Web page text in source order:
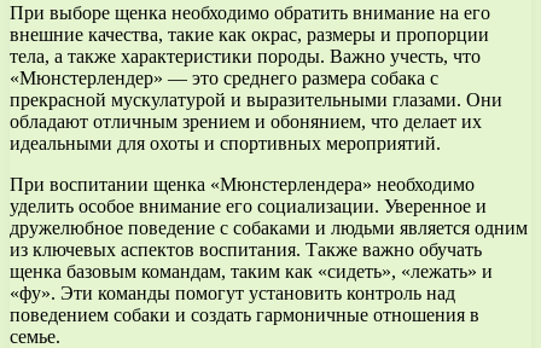
При выборе щенка необходимо обратить внимание на его
внешние качества, такие как окрас, размеры и пропорции
тела, а также характеристики породы. Важно учесть, что
«Мюнстерлендер» — это среднего размера собака с
прекрасной мускулатурой и выразительными глазами. Они
обладают отличным зрением и обонянием, что делает их
идеальными для охоты и спортивных мероприятий.
При воспитании щенка «Мюнстерлендера» необходимо
уделить особое внимание его социализации. Уверенное и
дружелюбное поведение с собаками и людьми является одним
из ключевых аспектов воспитания. Также важно обучать
щенка базовым командам, таким как «сидеть», «лежать» и
«фу». Эти команды помогут установить контроль над
поведением собаки и создать гармоничные отношения в
семье.